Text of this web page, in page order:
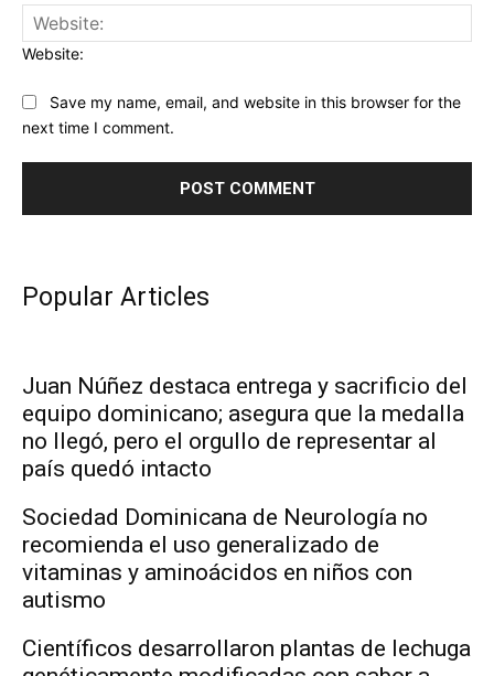
Website:
Save my name, email, and website in this browser for the
next time I comment.
Popular Articles
Juan Núñez destaca entrega y sacrificio del
equipo dominicano; asegura que la medalla
no llegó, pero el orgullo de representar al
país quedó intacto
Sociedad Dominicana de Neurología no
recomienda el uso generalizado de
vitaminas y aminoácidos en niños con
autismo
Científicos desarrollaron plantas de lechuga